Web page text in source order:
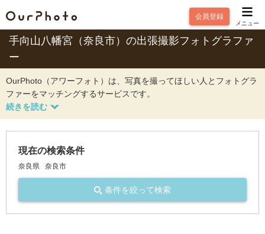
会員登録
メニュー
手向山八幡宮（奈良市）の出張撮影フォトグラファ
ー
OurPhoto（アワーフォト）は、写真を撮ってほしい人とフォトグラ
ファーをマッチングするサービスです。
現在の検索条件
奈良県 奈良市
条件を絞って検索